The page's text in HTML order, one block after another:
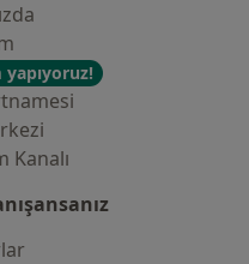
yapıyoruz!
Kanalı